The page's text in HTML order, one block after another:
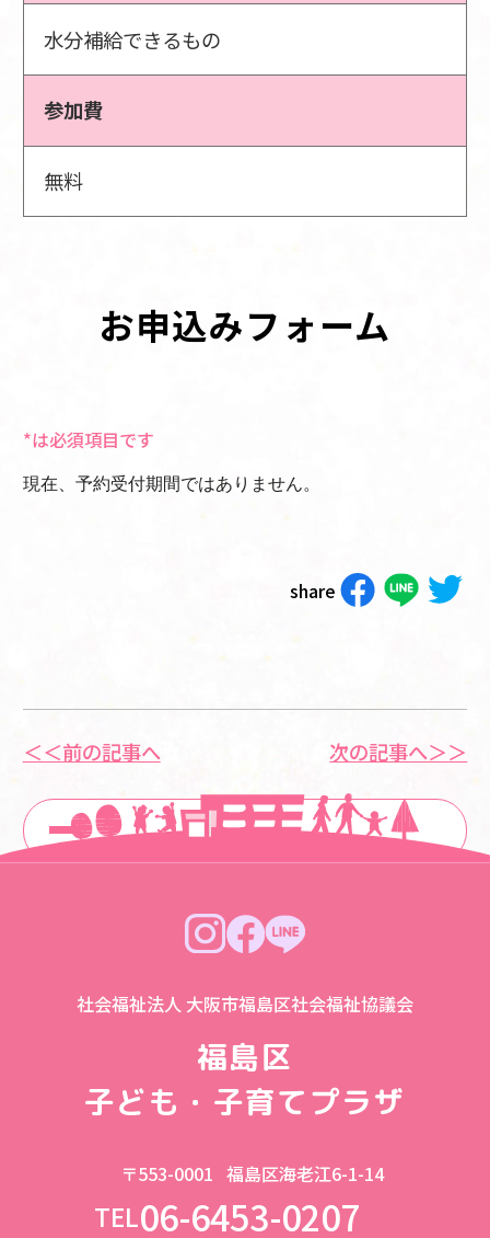
水分補給できるもの
参加費
無料
お申込みフォーム
*は必須項目です
現在、予約受付期間ではありません。
share
＜＜前の記事へ
一覧に戻る
次の記事へ＞＞
社会福祉法人 大阪市福島区社会福祉協議会
福島区
子ども・子育てプラザ
〒553-0001 福島区海老江6-1-14
TEL06-6453-0207